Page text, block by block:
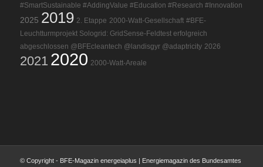
#SmartSustainable #AddingValue #Education #Research #Innovation
2025 2019 2. Etappe 2000-Watt-Gesellschaft #BFE-
Leuchtturmprojekt Sologrid: GridSense-Feldtest erfolgreich
abgeschlossen @BFEcleantech @landisgyr @adaptricity 2026
2021 2020 2000-Watt-Areale
© Copyright - BFE-Magazin energeiaplus | Energiemagazin des Bundesamtes